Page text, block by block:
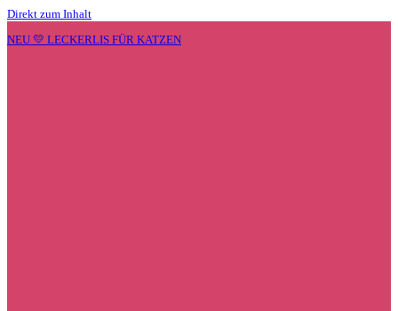
Direkt zum Inhalt
NEU 💛 LECKERLIS FÜR KATZEN